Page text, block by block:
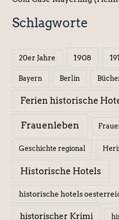
Schlagworte
20er Jahre 1908
Bayern Berlin
Ferien historische
Frauenleben
Geschichte regional
Historische Hotels
historische hotels
historischer Krimi